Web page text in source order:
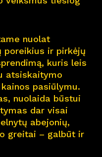
us
11
kortelė
nuolat
poreikius ir pirkėjų
kuris leis
atsiskaitymo
pasiūlymu.
nuolaida būstui
dar visai
abejonių,
greitai – galbūt ir